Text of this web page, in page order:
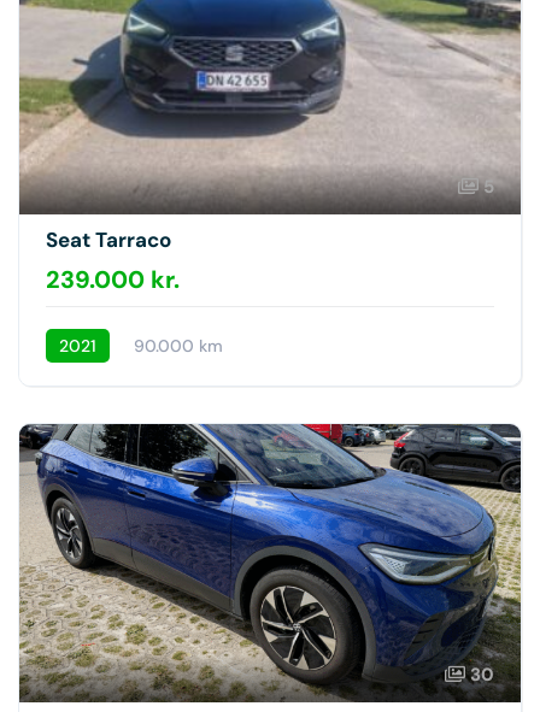
5
Seat Tarraco
239.000 kr.
2021 90.000 km
30